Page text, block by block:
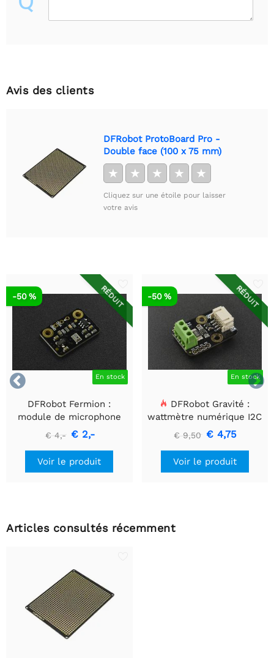
Avis des clients
DFRobot ProtoBoard Pro -
Double face (100 x 75 mm)
★ ★ ★ ★ ★
Cliquez sur une étoile pour laisser
votre avis


RÉDUIT
En stock
-50 %
DFRobot Fermion :
module de microphone
MEMS
€ 4,- € 2,-
Voir le produit
RÉDUIT
En stock
-50 %
DFRobot Gravité :
wattmètre numérique I2C
€ 9,50 € 4,75
Voir le produit
Articles consultés récemment